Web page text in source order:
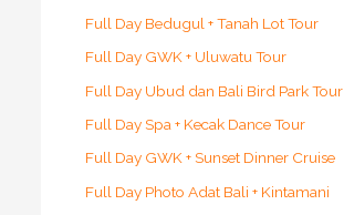
Full Day Bedugul + Tanah Lot Tour
Full Day GWK + Uluwatu Tour
Full Day Ubud dan Bali Bird Park Tour
Full Day Spa + Kecak Dance Tour
Full Day GWK + Sunset Dinner Cruise
Full Day Photo Adat Bali + Kintamani